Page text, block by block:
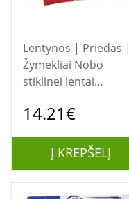
Lentynos | Priedas |
Žymekliai Nobo
stiklinei lentai
Mėlynas, Raudonas,
14.21€
Į KREPŠELĮ